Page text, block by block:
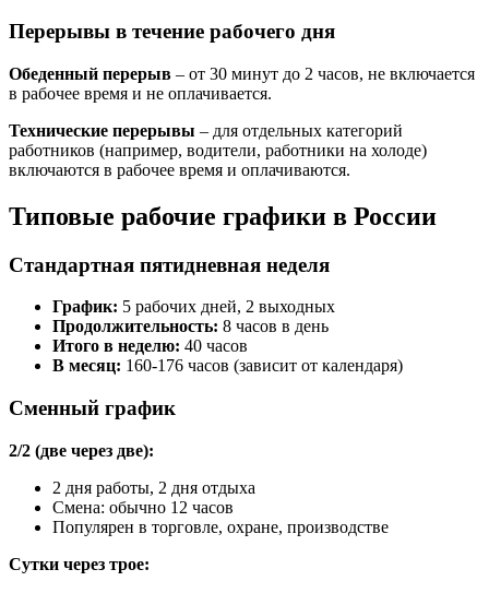
Перерывы в течение рабочего дня
Обеденный перерыв – от 30 минут до 2 часов, не включается
в рабочее время и не оплачивается.
Технические перерывы – для отдельных категорий
работников (например, водители, работники на холоде)
включаются в рабочее время и оплачиваются.
Типовые рабочие графики в России
Стандартная пятидневная неделя
График: 5 рабочих дней, 2 выходных
Продолжительность: 8 часов в день
Итого в неделю: 40 часов
В месяц: 160-176 часов (зависит от календаря)
Сменный график
2/2 (две через две):
2 дня работы, 2 дня отдыха
Смена: обычно 12 часов
Популярен в торговле, охране, производстве
Сутки через трое: